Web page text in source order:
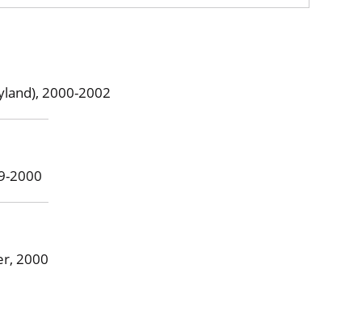
2000-2002
2000
2000